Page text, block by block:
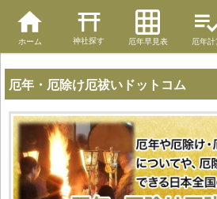
ホーム 神社探す 厄年早見表 厄年計
厄年・厄除け厄祓いドットコム